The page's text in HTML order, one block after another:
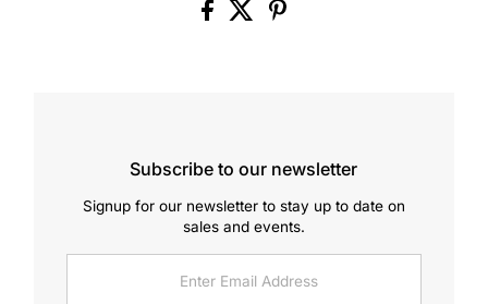
Subscribe to our newsletter
Signup for our newsletter to stay up to date on
sales and events.